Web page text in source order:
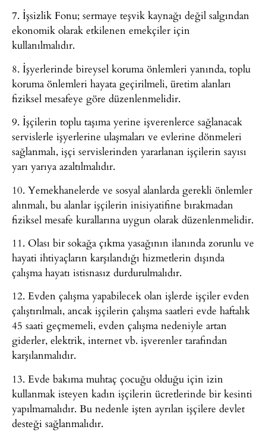
7. İşsizlik Fonu; sermaye teşvik kaynağı değil salgından
ekonomik olarak etkilenen emekçiler için
kullanılmalıdır.
8. İşyerlerinde bireysel koruma önlemleri yanında, toplu
koruma önlemleri hayata geçirilmeli, üretim alanları
fiziksel mesafeye göre düzenlenmelidir.
9. İşçilerin toplu taşıma yerine işverenlerce sağlanacak
servislerle işyerlerine ulaşmaları ve evlerine dönmeleri
sağlanmalı, işçi servislerinden yararlanan işçilerin sayısı
yarı yarıya azaltılmalıdır.
10. Yemekhanelerde ve sosyal alanlarda gerekli önlemler
alınmalı, bu alanlar işçilerin inisiyatifine bırakmadan
fiziksel mesafe kurallarına uygun olarak düzenlenmelidir.
11. Olası bir sokağa çıkma yasağının ilanında zorunlu ve
hayati ihtiyaçların karşılandığı hizmetlerin dışında
çalışma hayatı istisnasız durdurulmalıdır.
12. Evden çalışma yapabilecek olan işlerde işçiler evden
çalıştırılmalı, ancak işçilerin çalışma saatleri evde haftalık
45 saati geçmemeli, evden çalışma nedeniyle artan
giderler, elektrik, internet vb. işverenler tarafından
karşılanmalıdır.
13. Evde bakıma muhtaç çocuğu olduğu için izin
kullanmak isteyen kadın işçilerin ücretlerinde bir kesinti
yapılmamalıdır. Bu nedenle işten ayrılan işçilere devlet
desteği sağlanmalıdır.